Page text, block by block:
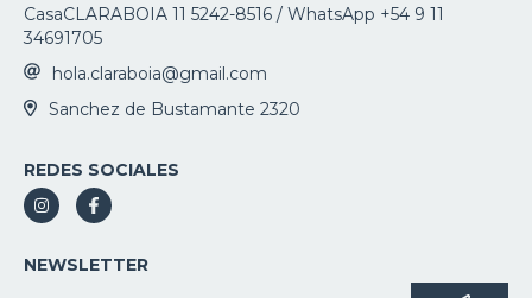
CasaCLARABOIA 11 5242-8516 / WhatsApp +54 9 11
34691705
hola.claraboia@gmail.com
Sanchez de Bustamante 2320
REDES SOCIALES
NEWSLETTER